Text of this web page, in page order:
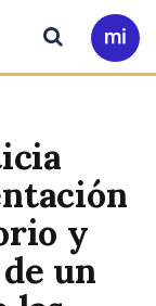
Ir
a
Buscar
y
un